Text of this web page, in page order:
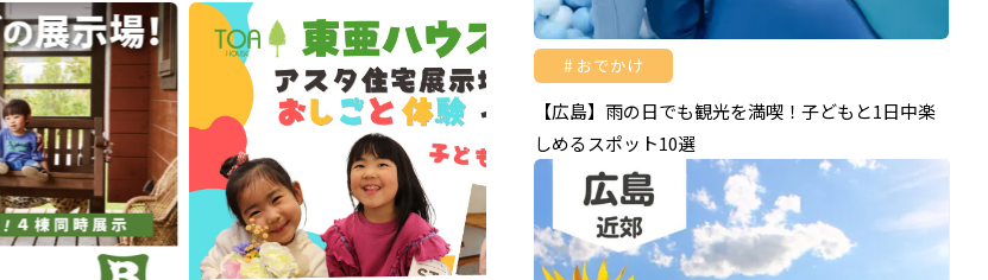
おでかけ
【広島】雨の日でも観光を満喫！子どもと1日中楽
しめるスポット10選